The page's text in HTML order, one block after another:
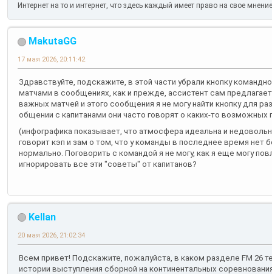
Интернет на то и интернет, что здесь каждый имеет право на свое
MakutaGG
17 мая 2026, 20:11:42
Здравствуйте, подскажите, в этой части убрали кнопку
матчами в сообщениях, как и прежде, ассистент сам
важных матчей и этого сообщения я не могу найти кнопку для
общении с капитанами они часто говорят о каких-то
(инфографика показывает, что атмосфера идеальна и
говорит кэп и зам о том, что у команды в последнее время нет
нормально. Поговорить с командой я не могу, как я еще могу
игнорировать все эти "советы" от капитанов?
Kellan
20 мая 2026, 21:02:34
Всем привет! Подскажите, пожалуйста, в каком разделе FM 26
истории выступления сборной на континентальных